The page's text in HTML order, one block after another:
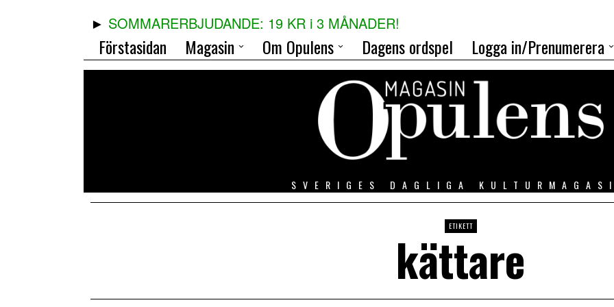
SOMMARERBJUDANDE: 19 KR i 3 MÅNADER!
Förstasidan Magasin Om Opulens Dagens ordspel Logga in/Prenumerera
SVERIGES DAGLIGA
ETIKETT
kättare